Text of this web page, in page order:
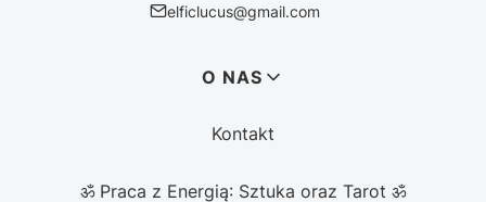
elficlucus@gmail.com
O NAS
Kontakt
ॐ Praca z Energią: Sztuka oraz Tarot ॐ